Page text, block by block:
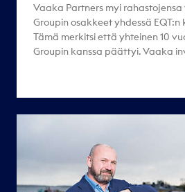
Vaaka Partners myi rahastojensa
Groupin osakkeet yhdessä EQT:n
Tämä merkitsi että yhteinen 10
Groupin kanssa päättyi. Vaaka